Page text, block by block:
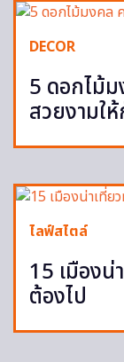
DECOR
5 ดอกไม้
สวยงามใ
ไลฟ์สไตล์
15 เมืองน่
ต้องไป